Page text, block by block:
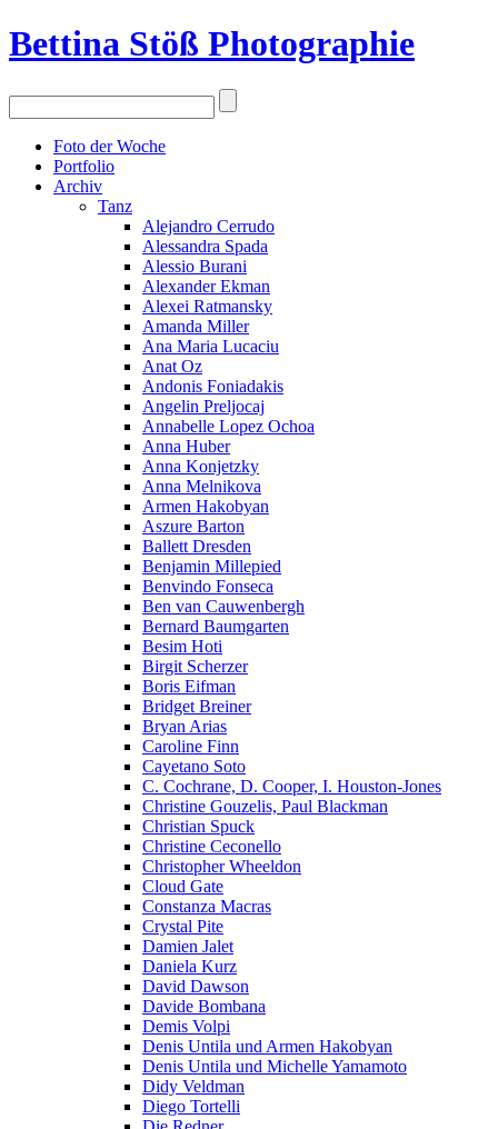
Bettina Stöß Photographie
Foto der Woche
Portfolio
Archiv
Tanz
Alejandro Cerrudo
Alessandra Spada
Alessio Burani
Alexander Ekman
Alexei Ratmansky
Amanda Miller
Ana Maria Lucaciu
Anat Oz
Andonis Foniadakis
Angelin Preljocaj
Annabelle Lopez Ochoa
Anna Huber
Anna Konjetzky
Anna Melnikova
Armen Hakobyan
Aszure Barton
Ballett Dresden
Benjamin Millepied
Benvindo Fonseca
Ben van Cauwenbergh
Bernard Baumgarten
Besim Hoti
Birgit Scherzer
Boris Eifman
Bridget Breiner
Bryan Arias
Caroline Finn
Cayetano Soto
C. Cochrane, D. Cooper, I. Houston-Jones
Christine Gouzelis, Paul Blackman
Christian Spuck
Christine Ceconello
Christopher Wheeldon
Cloud Gate
Constanza Macras
Crystal Pite
Damien Jalet
Daniela Kurz
David Dawson
Davide Bombana
Demis Volpi
Denis Untila und Armen Hakobyan
Denis Untila und Michelle Yamamoto
Didy Veldman
Diego Tortelli